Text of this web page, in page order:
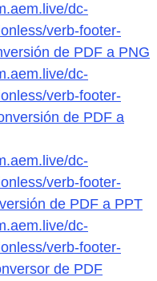
dc-
verb-footer-
de PDF a PNG
dc-
verb-footer-
de PDF a
dc-
verb-footer-
de PDF a PPT
dc-
verb-footer-
de PDF